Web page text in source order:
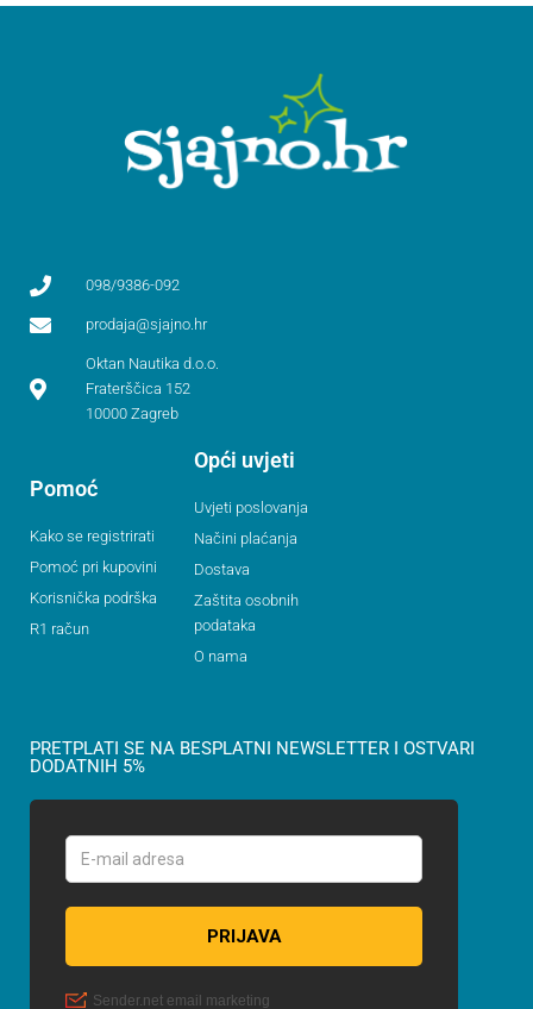
098/9386-092
prodaja@sjajno.hr
Oktan Nautika d.o.o.
Fraterščica 152
10000 Zagreb
Pomoć
Kako se registrirati
Pomoć pri kupovini
Korisnička podrška
R1 račun
Opći uvjeti
Uvjeti poslovanja
Načini plaćanja
Dostava
Zaštita osobnih
podataka
O nama
PRETPLATI SE NA BESPLATNI NEWSLETTER I OSTVARI
DODATNIH 5%